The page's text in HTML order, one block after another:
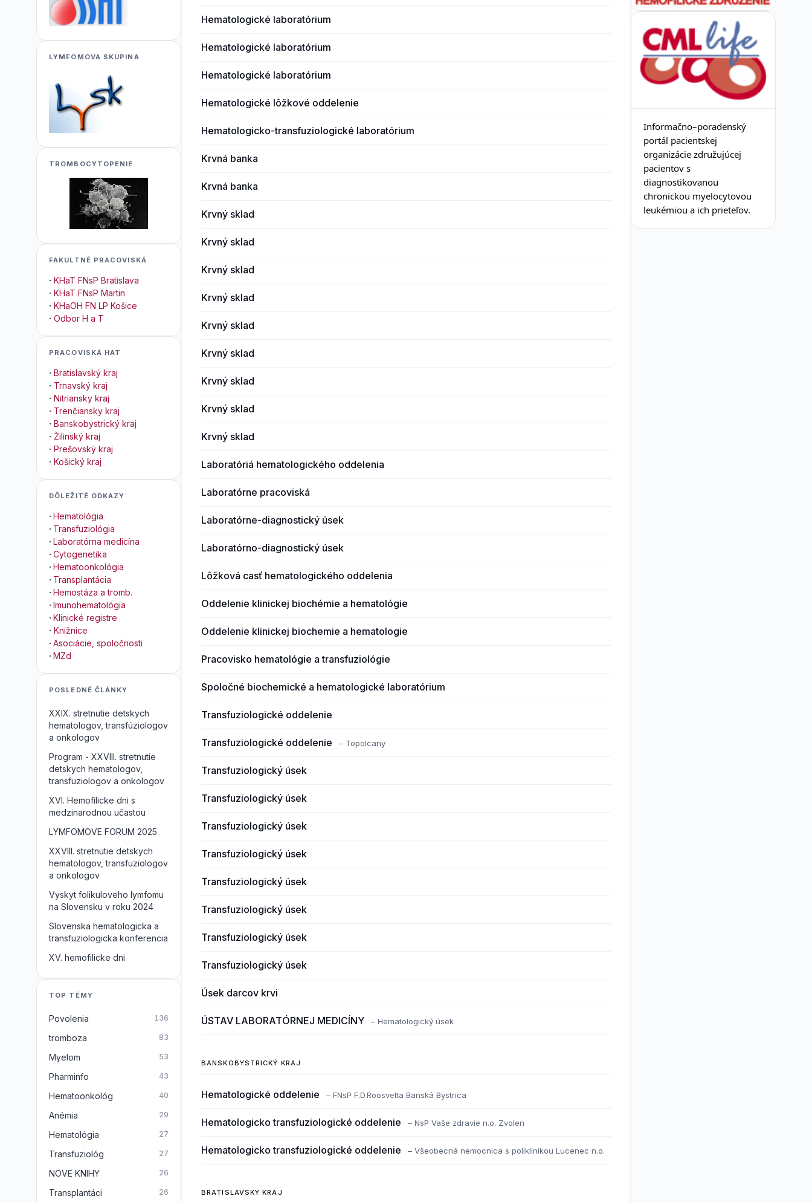
Hematologické laboratórium
Hematologické laboratórium
Hematologické laboratórium
Hematologické lôžkové oddelenie
Hematologicko-transfuziologické laboratórium
Krvná banka
Krvná banka
Krvný sklad
Krvný sklad
Krvný sklad
Krvný sklad
Krvný sklad
Krvný sklad
Krvný sklad
Krvný sklad
Krvný sklad
Laboratóriá hematologického oddelenia
Laboratórne pracoviská
Laboratórne-diagnostický úsek
Laboratórno-diagnostický úsek
Lôžková casť hematologického oddelenia
Oddelenie klinickej biochémie a hematológie
Oddelenie klinickej biochemie a hematologie
Pracovisko hematológie a transfuziológie
Spoločné biochemické a hematologické laboratórium
Transfuziologické oddelenie
Transfuziologické oddelenie – Topolcany
Transfuziologický úsek
Transfuziologický úsek
Transfuziologický úsek
Transfuziologický úsek
Transfuziologický úsek
Transfuziologický úsek
Transfuziologický úsek
Transfuziologický úsek
Úsek darcov krvi
ÚSTAV LABORATÓRNEJ MEDICÍNY – Hematologický úsek
BANSKOBYSTRICKÝ KRAJ
Hematologické oddelenie – FNsP F.D.Roosvelta Banská Bystrica
Hematologicko transfuziologické oddelenie – NsP Vaše zdravie n.o. Zvolen
Hematologicko transfuziologické oddelenie – Všeobecná nemocnica s poliklinikou Lucenec n.o.
BRATISLAVSKÝ KRAJ
LYMFOMOVA SKUPINA
TROMBOCYTOPENIE
FAKULTNÉ PRACOVISKÁ
· KHaT FNsP Bratislava
· KHaT FNsP Martin
· KHaOH FN LP Košice
· Odbor H a T
PRACOVISKÁ HAT
· Bratislavský kraj
· Trnavský kraj
· Nitriansky kraj
· Trenčiansky kraj
· Banskobystrický kraj
· Žilinský kraj
· Prešovský kraj
· Košický kraj
DÔLEŽITÉ ODKAZY
· Hematológia
· Transfuziológia
· Laboratórna medicína
· Cytogenetika
· Hematoonkológia
· Transplantácia
· Hemostáza a tromb.
· Imunohematológia
· Klinické registre
· Knižnice
· Asociácie, spoločnosti
· MZd
POSLEDNÉ ČLÁNKY
XXIX. stretnutie detskych
hematologov, transfúziologov
a onkologov
Program - XXVIII. stretnutie
detskych hematologov,
transfuziologov a onkologov
XVI. Hemofilicke dni s
medzinarodnou učastou
LYMFOMOVE FORUM 2025
XXVIII. stretnutie detskych
hematologov, transfuziologov
a onkologov
Vyskyt folikuloveho lymfomu
na Slovensku v roku 2024
Slovenska hematologicka a
transfuziologicka konferencia
XV. hemofilicke dni
TOP TÉMY
Povolenia 136
tromboza 83
Myelom 53
Pharminfo 43
Hematoonkológ 40
Anémia 29
Hematológia 27
Transfuziológ 27
NOVE KNIHY 26
Transplantáci 26
Informačno–poradenský
portál pacientskej
organizácie združujúcej
pacientov s
diagnostikovanou
chronickou myelocytovou
leukémiou a ich prieteľov.